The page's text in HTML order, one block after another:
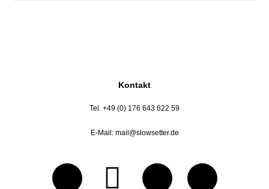
Kontakt
Tel. +49 (0) 176 643 622 59
E-Mail: mail@slowsetter.de